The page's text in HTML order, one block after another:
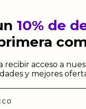
10% de
recibir acceso a
y mejores